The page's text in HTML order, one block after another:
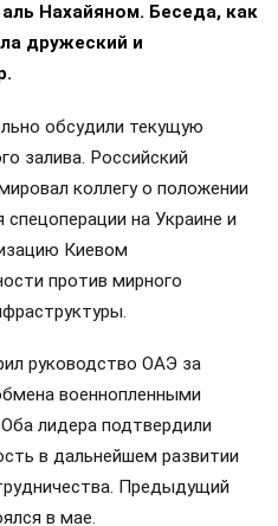
Нахайяном. Беседа, как
дружеский и
обсудили текущую
залива. Российский
коллегу о положении
на Украине и
Киевом
против мирного
руководство ОАЭ за
военнопленными
лидера подтвердили
в дальнейшем развитии
Предыдущий
в мае.